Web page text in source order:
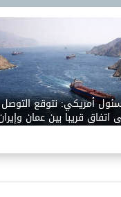
أمريكي: نتوقع التوصل
اتفاق قريبا بين عمان
مضيق هرمز